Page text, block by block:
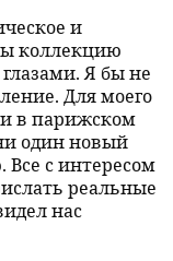
и
коллекцию
Я бы не
Для моего
и в парижском
один новый
с интересом
реальные
нас